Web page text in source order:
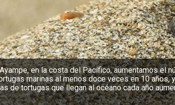
Canandé, en el Chocó, alberga la única población
en el oeste de Ecuador